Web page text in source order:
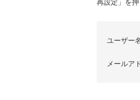
再設定」を押
ユーザー
メールア